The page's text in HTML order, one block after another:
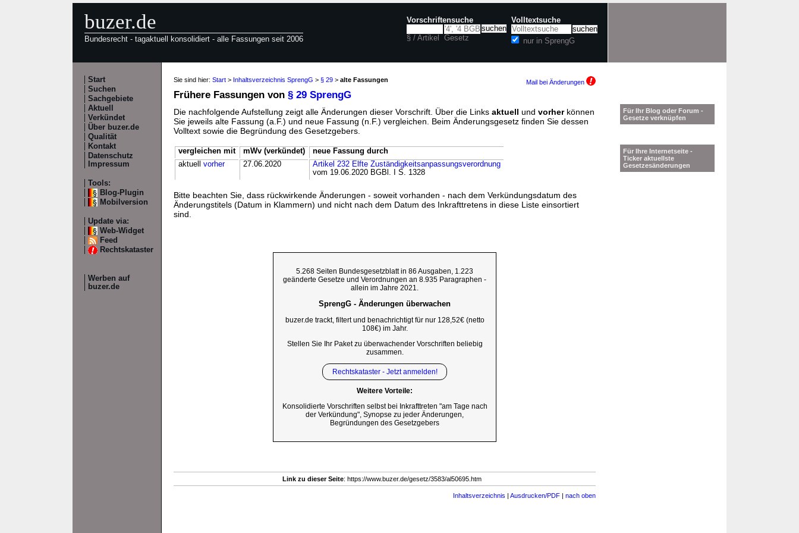
buzer.de
Bundesrecht - tagaktuell konsolidiert - alle Fassungen seit 2006
Vorschriftensuche
§ / Artikel Gesetz
Volltextsuche
nur in SprengG
Start
Suchen
Sachgebiete
Aktuell
Verkündet
Über buzer.de
Qualität
Kontakt
Datenschutz
Impressum
Tools:
Blog-Plugin
Mobilversion
Update via:
Web-Widget
Feed
Rechtskataster
Werben auf
buzer.de
Sie sind hier: Start > Inhaltsverzeichnis SprengG > § 29 > alte Fassungen Mail bei Änderungen
Frühere Fassungen von § 29 SprengG
Die nachfolgende Aufstellung zeigt alle Änderungen dieser Vorschrift. Über die Links aktuell und vorherkönnen
Sie jeweils alte Fassung (a.F.) und neue Fassung (n.F.) vergleichen. Beim Änderungsgesetz finden Sie dessen
Volltext sowie die Begründung des Gesetzgebers.
vergleichen mit mWv (verkündet)
neue Fassung durch
aktuell vorher 27.06.2020
Artikel 232 Elfte Zuständigkeitsanpassungsverordnung
vom 19.06.2020 BGBl. I S. 1328
Bitte beachten Sie, dass rückwirkende Änderungen - soweit vorhanden - nach dem Verkündungsdatum des
Änderungstitels (Datum in Klammern) und nicht nach dem Datum des Inkrafttretens in diese Liste einsortiert
sind.
5.268 Seiten Bundesgesetzblatt in 86 Ausgaben, 1.223
geänderte Gesetze und Verordnungen an 8.935 Paragraphen -
allein im Jahre 2021.
SprengG - Änderungen überwachen
buzer.de trackt, filtert und benachrichtigt für nur 128,52€ (netto
108€) im Jahr.
Stellen Sie Ihr Paket zu überwachender Vorschriften beliebig
zusammen.
Rechtskataster - Jetzt anmelden!
Weitere Vorteile:
Konsolidierte Vorschriften selbst bei Inkrafttreten "am Tage nach
der Verkündung", Synopse zu jeder Änderungen,
Begründungen des Gesetzgebers
Link zu dieser Seite: https://www.buzer.de/gesetz/3583/al50695.htm
Inhaltsverzeichnis | Ausdrucken/PDF | nach oben
Für Ihr Blog oder Forum -
Gesetze verknüpfen
Für Ihre Internetseite -
Ticker aktuellste
Gesetzesänderungen